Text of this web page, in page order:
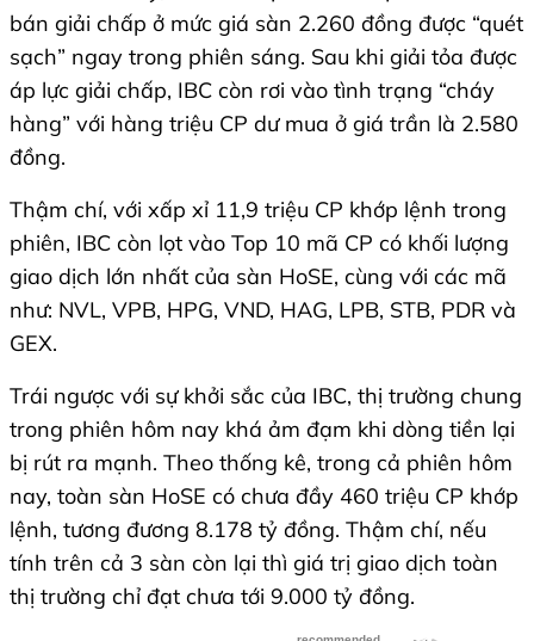
bán giải chấp ở mức giá sàn 2.260 đồng được “quét
sạch” ngay trong phiên sáng. Sau khi giải tỏa được
áp lực giải chấp, IBC còn rơi vào tình trạng “cháy
hàng” với hàng triệu CP dư mua ở giá trần là 2.580
đồng.
Thậm chí, với xấp xỉ 11,9 triệu CP khớp lệnh trong
phiên, IBC còn lọt vào Top 10 mã CP có khối lượng
giao dịch lớn nhất của sàn HoSE, cùng với các mã
như: NVL, VPB, HPG, VND, HAG, LPB, STB, PDR và
GEX.
Trái ngược với sự khởi sắc của IBC, thị trường chung
trong phiên hôm nay khá ảm đạm khi dòng tiền lại
bị rút ra mạnh. Theo thống kê, trong cả phiên hôm
nay, toàn sàn HoSE có chưa đầy 460 triệu CP khớp
lệnh, tương đương 8.178 tỷ đồng. Thậm chí, nếu
tính trên cả 3 sàn còn lại thì giá trị giao dịch toàn
thị trường chỉ đạt chưa tới 9.000 tỷ đồng.